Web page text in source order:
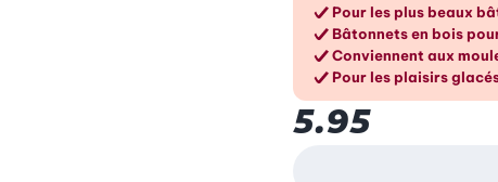
Les
Pour les plus beaux
Bâtonnets en bois
Conviennent aux
Pour les plaisirs
5.95